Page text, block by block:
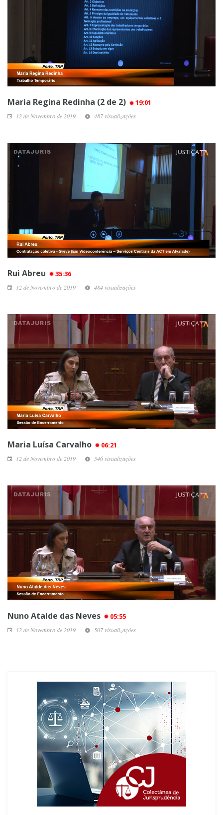
Maria Regina Redinha (2 de 2) 19:01
12 de Novembro de 2019 487 visualizações
Rui Abreu 35:36
12 de Novembro de 2019 484 visualizações
Maria Luísa Carvalho 06:21
12 de Novembro de 2019 546 visualizações
Nuno Ataíde das Neves 05:55
12 de Novembro de 2019 507 visualizações